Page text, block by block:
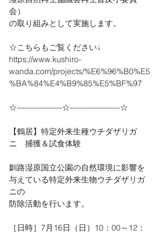
会）
の取り組みとして実施します。
☆こちらもご覧ください↓
https://www.kushiro-
wanda.com/projects/%E6%96%B0%E5
%BA%84%E4%B9%85%E5%BF%97
☆------------------☆--------------------☆
【鶴居】特定外来生種ウチダザリガ
ニ　捕獲＆試食体験
釧路湿原国立公園の自然環境に影響を
与えている特定外来生物ウチダザリガ
ニの
防除活動を行います。
［日時］7月16日（日）10：00～12：